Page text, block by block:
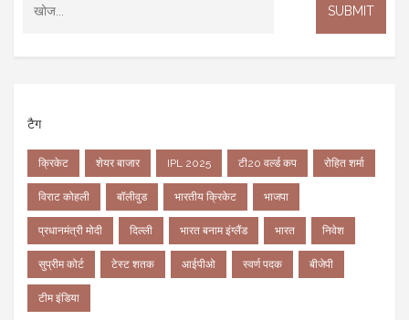
टैग
क्रिकेट शेयर बाजार IPL 2025 टी20 वर्ल्ड कप रोहित शर्मा
विराट कोहली बॉलीवुड भारतीय क्रिकेट भाजपा
प्रधानमंत्री मोदी दिल्ली भारत बनाम इंग्लैंड भारत निवेश
सुप्रीम कोर्ट टेस्ट शतक आईपीओ स्वर्ण पदक बीजेपी
टीम इंडिया